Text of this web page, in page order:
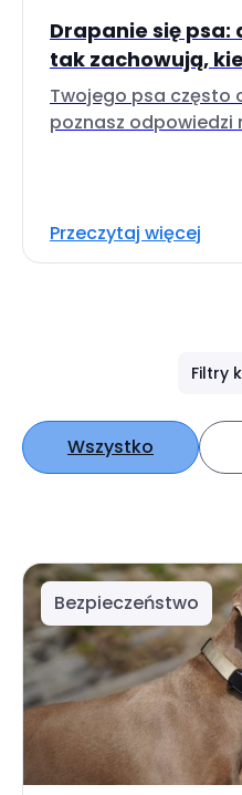
Drapanie się psa:
tak zachowują,
Twojego psa często
poznasz odpowiedzi
Przeczytaj więcej
Filtry
Wszystko
Bezpieczeństwo